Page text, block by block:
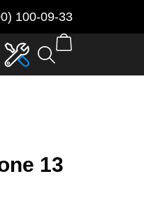
100-09-33
13